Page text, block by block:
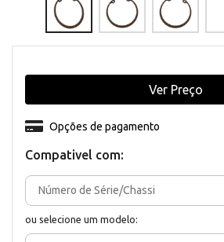
Compativel com:
ou selecione um modelo:
Opções de pagamento
Ver Preço